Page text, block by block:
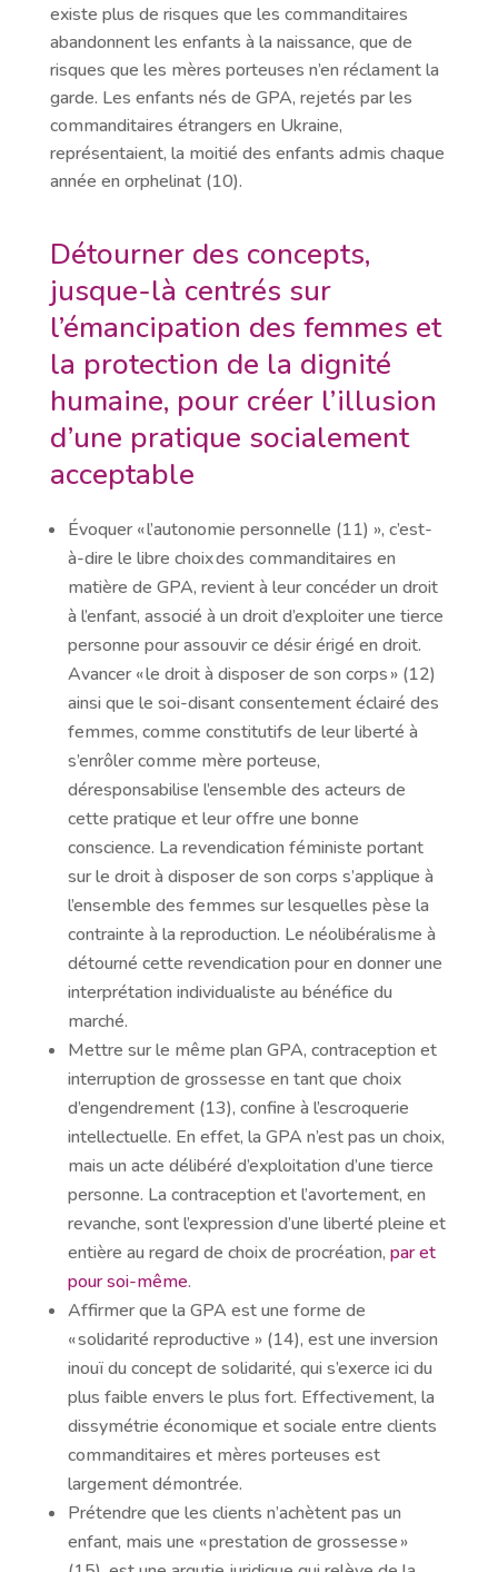
existe plus de risques que les commanditaires
abandonnent les enfants à la naissance, que de
risques que les mères porteuses n’en réclament la
garde. Les enfants nés de GPA, rejetés par les
commanditaires étrangers en Ukraine,
représentaient, la moitié des enfants admis chaque
année en orphelinat (10).
Détourner des concepts,
jusque-là centrés sur
l’émancipation des femmes et
la protection de la dignité
humaine, pour créer l’illusion
d’une pratique socialement
acceptable
Évoquer « l’autonomie personnelle (11) », c’est-
à-dire le libre choix des commanditaires en
matière de GPA, revient à leur concéder un droit
à l’enfant, associé à un droit d’exploiter une tierce
personne pour assouvir ce désir érigé en droit.
Avancer « le droit à disposer de son corps » (12)
ainsi que le soi-disant consentement éclairé des
femmes, comme constitutifs de leur liberté à
s’enrôler comme mère porteuse,
déresponsabilise l’ensemble des acteurs de
cette pratique et leur offre une bonne
conscience. La revendication féministe portant
sur le droit à disposer de son corps s’applique à
l’ensemble des femmes sur lesquelles pèse la
contrainte à la reproduction. Le néolibéralisme à
détourné cette revendication pour en donner une
interprétation individualiste au bénéfice du
marché.
Mettre sur le même plan GPA, contraception et
interruption de grossesse en tant que choix
d’engendrement (13), confine à l’escroquerie
intellectuelle. En effet, la GPA n’est pas un choix,
mais un acte délibéré d’exploitation d’une tierce
personne. La contraception et l’avortement, en
revanche, sont l’expression d’une liberté pleine et
entière au regard de choix de procréation, par et
pour soi-même.
Affirmer que la GPA est une forme de
« solidarité reproductive » (14), est une inversion
inouï du concept de solidarité, qui s’exerce ici du
plus faible envers le plus fort. Effectivement, la
dissymétrie économique et sociale entre clients
commanditaires et mères porteuses est
largement démontrée.
Prétendre que les clients n’achètent pas un
enfant, mais une « prestation de grossesse »